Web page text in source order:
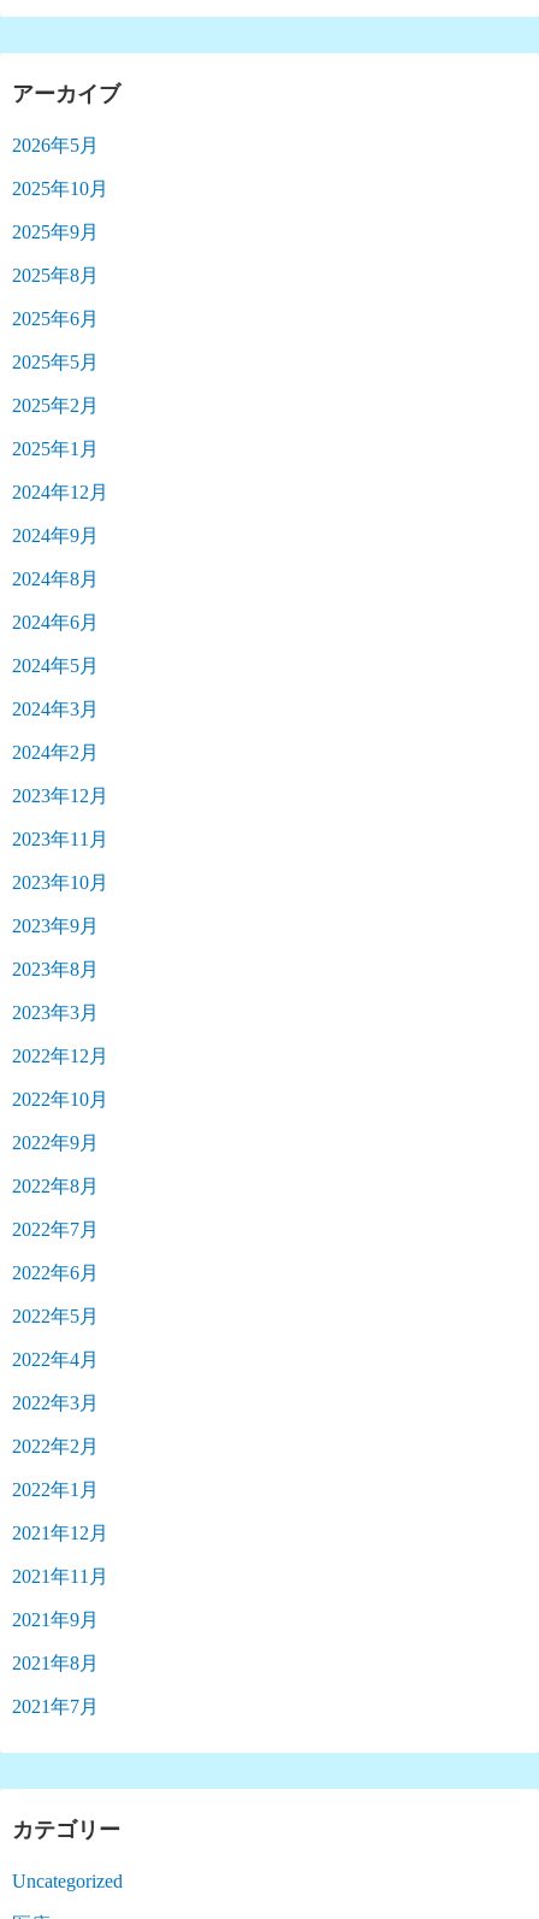
アーカイブ
2026年5月
2025年10月
2025年9月
2025年8月
2025年6月
2025年5月
2025年2月
2025年1月
2024年12月
2024年9月
2024年8月
2024年6月
2024年5月
2024年3月
2024年2月
2023年12月
2023年11月
2023年10月
2023年9月
2023年8月
2023年3月
2022年12月
2022年10月
2022年9月
2022年8月
2022年7月
2022年6月
2022年5月
2022年4月
2022年3月
2022年2月
2022年1月
2021年12月
2021年11月
2021年9月
2021年8月
2021年7月
カテゴリー
Uncategorized